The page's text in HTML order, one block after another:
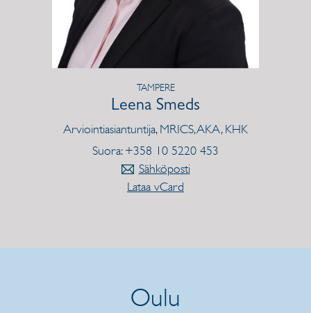
TAMPERE
Leena Smeds
Arviointiasiantuntija, MRICS, AKA, KHK
Suora: +358 10 5220 453
Sähköposti
Lataa vCard
Oulu